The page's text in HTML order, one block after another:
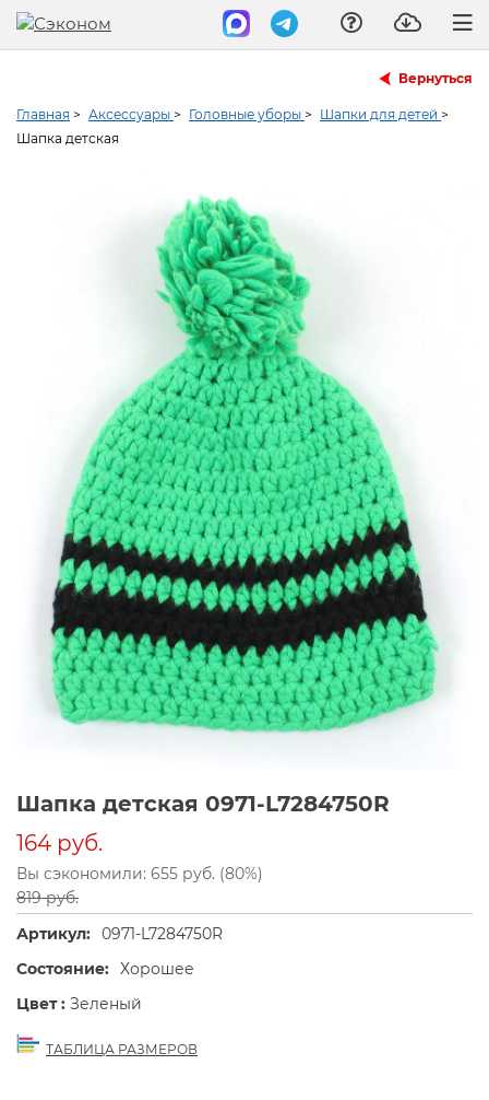
Вернуться
Главная > Аксессуары > Головные уборы > Шапки для детей >
Шапка детская
Шапка детская 0971-L7284750R
164 руб.
Вы сэкономили: 655 руб. (80%)
819 руб.
Артикул: 0971-L7284750R
Состояние: Хорошее
Цвет : Зеленый
ТАБЛИЦА РАЗМЕРОВ